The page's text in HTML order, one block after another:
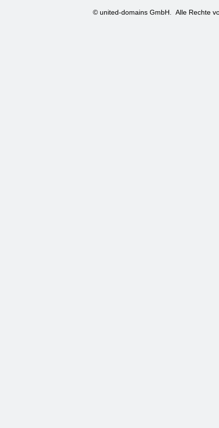
© united-domains GmbH. Alle Rechte